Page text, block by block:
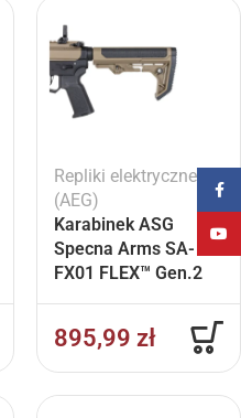
Repliki elektryczne
(AEG)
Karabinek ASG
Specna Arms SA-
FX01 FLEX™ Gen.2
895,99zł